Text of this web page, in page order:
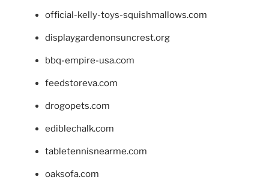
official-kelly-toys-squishmallows.com
displaygardenonsuncrest.org
bbq-empire-usa.com
feedstoreva.com
drogopets.com
ediblechalk.com
tabletennisnearme.com
oaksofa.com